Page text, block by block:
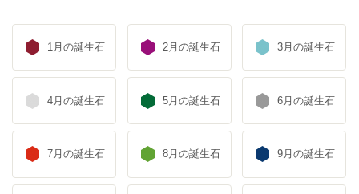
1月の誕生石 2月の誕生石 3月の誕生石
4月の誕生石 5月の誕生石 6月の誕生石
7月の誕生石 8月の誕生石 9月の誕生石